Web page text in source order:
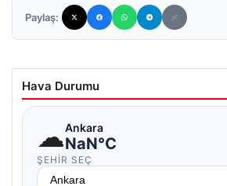
Paylaş:
Hava Durumu
☁Ankara
NaN°C
ŞEHIR SEÇ